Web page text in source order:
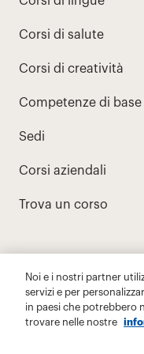
Noi e i nostri partner
servizi e per
in paesi che potrebbero
trovare nelle nostre